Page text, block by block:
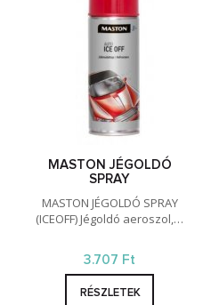
MASTON JÉGOLDÓ
SPRAY
MASTON JÉGOLDÓ SPRAY
(ICEOFF) Jégoldó aeroszol,…
3.707 Ft
RÉSZLETEK